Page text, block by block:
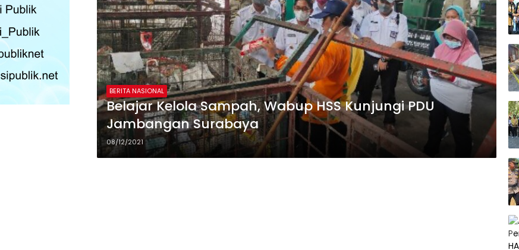
BERITA NASIONAL
Belajar Kelola Sampah, Wabup HSS Kunjungi PDU
Jambangan Surabaya
08/12/2021